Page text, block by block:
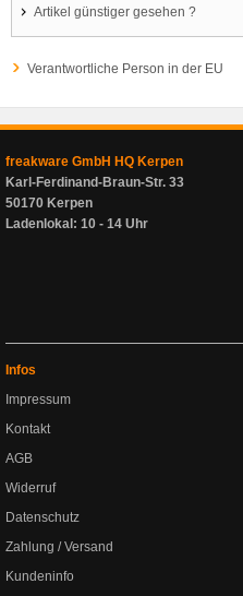
Artikel günstiger gesehen ?
Verantwortliche Person in der EU
freakware GmbH HQ Kerpen
Karl-Ferdinand-Braun-Str. 33
50170 Kerpen
Ladenlokal: 10 - 14 Uhr
Infos
Impressum
Kontakt
AGB
Widerruf
Datenschutz
Zahlung / Versand
Kundeninfo